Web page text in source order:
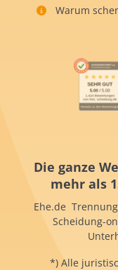
Warum
Die ganze
mehr als
Ehe.de
Scheidung-
*) Alle